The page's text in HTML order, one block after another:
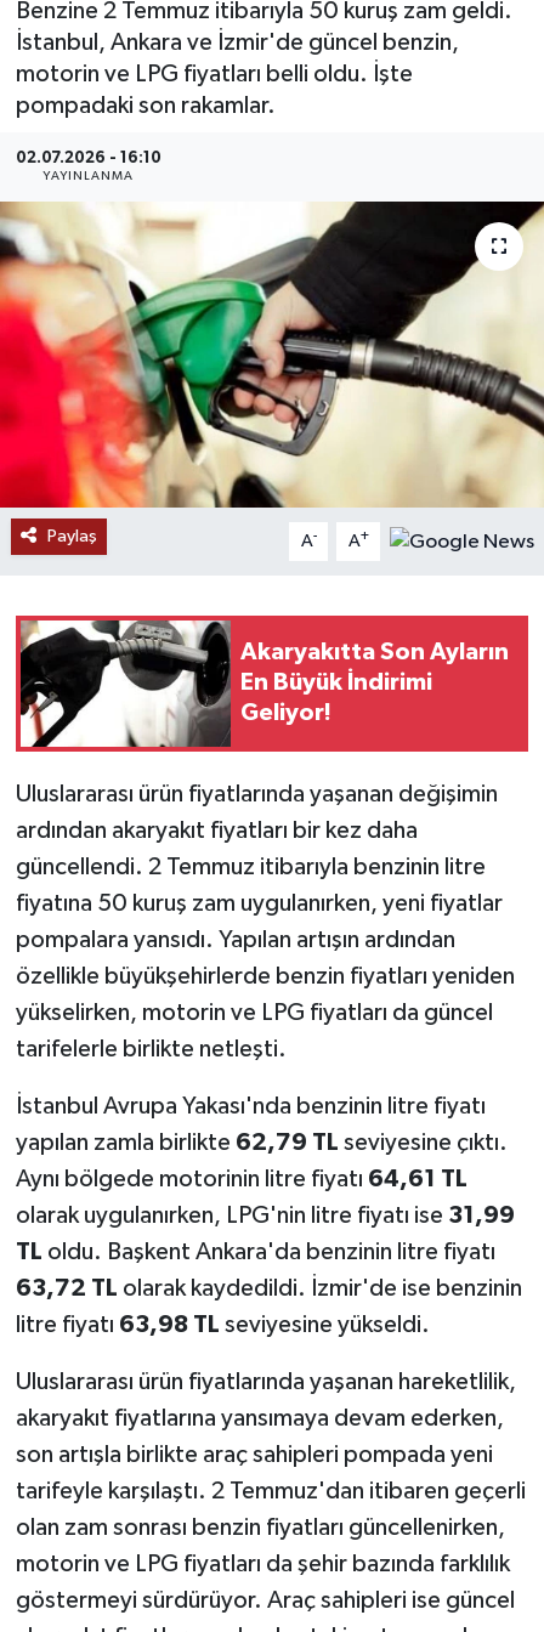
Benzine 2 Temmuz itibarıyla 50 kuruş zam geldi.
İstanbul, Ankara ve İzmir'de güncel benzin,
motorin ve LPG fiyatları belli oldu. İşte
pompadaki son rakamlar.
02.07.2026 - 16:10
YAYINLANMA
Paylaş A- A+
Akaryakıtta Son Ayların
En Büyük İndirimi
Geliyor!
Uluslararası ürün fiyatlarında yaşanan değişimin
ardından akaryakıt fiyatları bir kez daha
güncellendi. 2 Temmuz itibarıyla benzinin litre
fiyatına 50 kuruş zam uygulanırken, yeni fiyatlar
pompalara yansıdı. Yapılan artışın ardından
özellikle büyükşehirlerde benzin fiyatları yeniden
yükselirken, motorin ve LPG fiyatları da güncel
tarifelerle birlikte netleşti.
İstanbul Avrupa Yakası'nda benzinin litre fiyatı
yapılan zamla birlikte 62,79 TL seviyesine çıktı.
Aynı bölgede motorinin litre fiyatı 64,61 TL
olarak uygulanırken, LPG'nin litre fiyatı ise 31,99
TL oldu. Başkent Ankara'da benzinin litre fiyatı
63,72 TL olarak kaydedildi. İzmir'de ise benzinin
litre fiyatı 63,98 TL seviyesine yükseldi.
Uluslararası ürün fiyatlarında yaşanan hareketlilik,
akaryakıt fiyatlarına yansımaya devam ederken,
son artışla birlikte araç sahipleri pompada yeni
tarifeyle karşılaştı. 2 Temmuz'dan itibaren geçerli
olan zam sonrası benzin fiyatları güncellenirken,
motorin ve LPG fiyatları da şehir bazında farklılık
göstermeyi sürdürüyor. Araç sahipleri ise güncel
MAGAZİN
ÖZEL HABER
RESMİ İLANLAR
SİYASET
SOSYAL YARDIMLAR
SPONSORLU YAZI
SPOR
TEKNOLOJİ